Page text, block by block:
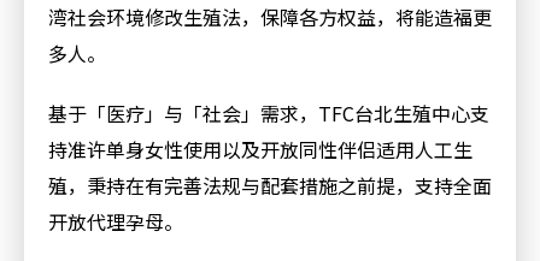
湾社会环境修改生殖法，保障各方权益，将能造福更
多人。
基于「医疗」与「社会」需求，TFC台北生殖中心支
持准许单身女性使用以及开放同性伴侣适用人工生
殖，秉持在有完善法规与配套措施之前提，支持全面
开放代理孕母。